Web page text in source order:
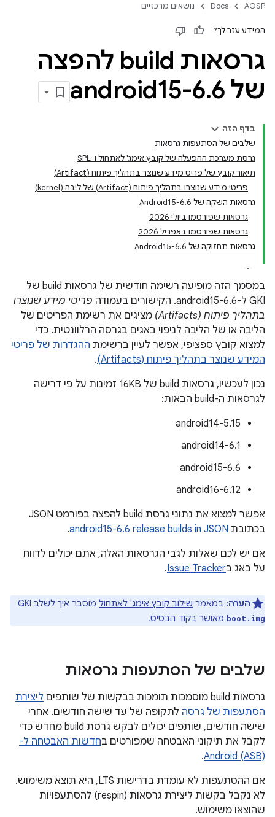
AOSP
Docs נושאים מרכזיים
המידע עזר לך?
גרסאות build להפצה
של android15-6
.6
בדף הזה
שלבים של הסתעפות גרסאות
גרסת מערכת ההפעלה של קובץ אימג' לאתחול ו-SPL
תיאור קובץ של פריט מידע שנוצר בתהליך פיתוח (Artifact)
פריטי מידע שנוצרו בתהליך פיתוח (Artifact) של ליבה (kernel)
גרסאות השקה של Android15-6.6
גרסאות שפורסמו ביולי 2026
גרסאות שפורסמו באפריל 2026
גרסאות תחזוקה של Android15-6.6
במסמך הזה מופיעה רשימה חודשית של גרסאות build של
GKI ל-android15-6.6. הקישורים בעמודה
פריטי מידע שנוצרו
בתהליך פיתוח (Artifacts)
מציגים את רשימת הפריטים של
הליבה או של הליבה לניפוי באגים בגרסה הרלוונטית. כדי
למצוא קובץ ספציפי, אפשר לעיין ברשימת ההגדרות של פריטי
המידע שנוצר בתהליך פיתוח (Artifacts)
.
נכון לעכשיו, גרסאות build של 16KB זמינות על פי דרישה
לגרסאות ה-build הבאות:
android14-5.15
android14-6.1
android15-6.6
android16-6.12
אפשר למצוא את נתוני גרסת build להפצה בפורמט JSON
בכתובת android15-6.6 release builds in JSON
.
אם יש לכם שאלות לגבי הגרסאות האלה, אתם יכולים לדווח
על באג בIssue Tracker
.
הערה: במאמר שילוב קובץ אימג' לאתחול מוסבר איך לשלב GKI
boot.img מאושר בקוד הבסיס.
שלבים של הסתעפות גרסאות
גרסאות build מוסמכות תומכות בבקשות של שותפים
ליצירת
הסתעפות של גרסה לתקופה של עד שישה חודשים. אחרי
שישה חודשים, שותפים יכולים לבקש גרסת build מחדש כדי
לקבל את תיקוני האבטחה שמפורטים בחדשות האבטחה ל-
Android (ASB)
.
אם ההסתעפות לא עומדת בדרישות LTS, היא תוצא משימוש.
לא נקבל בקשות ליצירת גרסאות (respin) להסתעפויות
שהוצאו משימוש.